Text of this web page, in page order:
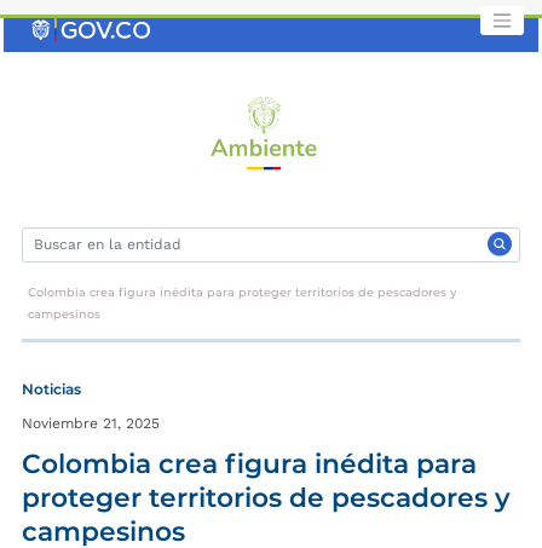
Colombia crea figura inédita para proteger territorios de pescadores y
campesinos
Noticias
Noviembre 21, 2025
Colombia crea figura inédita para
proteger territorios de pescadores y
campesinos